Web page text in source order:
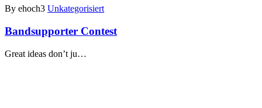
By ehoch3 Unkategorisiert
Bandsupporter Contest
Great ideas don’t ju…